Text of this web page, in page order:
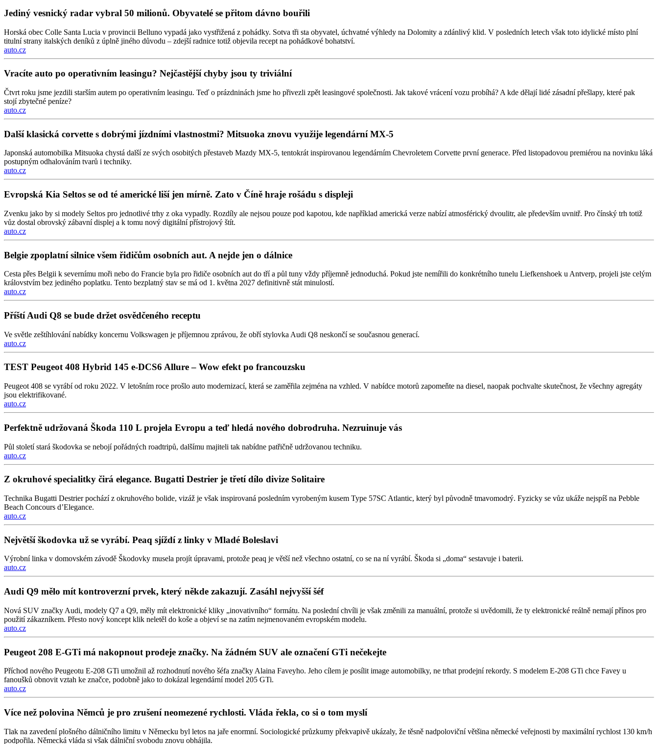
Jediný vesnický radar vybral 50 milionů. Obyvatelé se přitom dávno bouřili
Horská obec Colle Santa Lucia v provincii Belluno vypadá jako vystřižená z pohádky. Sotva tři sta obyvatel, úchvatné výhledy na Dolomity a zdánlivý klid. V posledních letech však toto idylické místo plní
titulní strany italských deníků z úplně jiného důvodu – zdejší radnice totiž objevila recept na pohádkové bohatství.
auto.cz
Vracíte auto po operativním leasingu? Nejčastější chyby jsou ty triviální
Čtvrt roku jsme jezdili starším autem po operativním leasingu. Teď o prázdninách jsme ho přivezli zpět leasingové společnosti. Jak takové vrácení vozu probíhá? A kde dělají lidé zásadní přešlapy, které pak
stojí zbytečné peníze?
auto.cz
Další klasická corvette s dobrými jízdními vlastnostmi? Mitsuoka znovu využije legendární MX-5
Japonská automobilka Mitsuoka chystá další ze svých osobitých přestaveb Mazdy MX-5, tentokrát inspirovanou legendárním Chevroletem Corvette první generace. Před listopadovou premiérou na novinku láká
postupným odhalováním tvarů i techniky.
auto.cz
Evropská Kia Seltos se od té americké liší jen mírně. Zato v Číně hraje rošádu s displeji
Zvenku jako by si modely Seltos pro jednotlivé trhy z oka vypadly. Rozdíly ale nejsou pouze pod kapotou, kde například americká verze nabízí atmosférický dvoulitr, ale především uvnitř. Pro čínský trh totiž
vůz dostal obrovský zábavní displej a k tomu nový digitální přístrojový štít.
auto.cz
Belgie zpoplatní silnice všem řidičům osobních aut. A nejde jen o dálnice
Cesta přes Belgii k severnímu moři nebo do Francie byla pro řidiče osobních aut do tří a půl tuny vždy příjemně jednoduchá. Pokud jste nemířili do konkrétního tunelu Liefkenshoek u Antverp, projeli jste celým
královstvím bez jediného poplatku. Tento bezplatný stav se má od 1. května 2027 definitivně stát minulostí.
auto.cz
Příští Audi Q8 se bude držet osvědčeného receptu
Ve světle zeštíhlování nabídky koncernu Volkswagen je příjemnou zprávou, že obří stylovka Audi Q8 neskončí se současnou generací.
auto.cz
TEST Peugeot 408 Hybrid 145 e-DCS6 Allure – Wow efekt po francouzsku
Peugeot 408 se vyrábí od roku 2022. V letošním roce prošlo auto modernizací, která se zaměřila zejména na vzhled. V nabídce motorů zapomeňte na diesel, naopak pochvalte skutečnost, že všechny agregáty
jsou elektrifikované.
auto.cz
Perfektně udržovaná Škoda 110 L projela Evropu a teď hledá nového dobrodruha. Nezruinuje vás
Půl století stará škodovka se nebojí pořádných roadtripů, dalšímu majiteli tak nabídne patřičně udržovanou techniku.
auto.cz
Z okruhové specialitky čirá elegance. Bugatti Destrier je třetí dílo divize Solitaire
Technika Bugatti Destrier pochází z okruhového bolide, vizáž je však inspirovaná posledním vyrobeným kusem Type 57SC Atlantic, který byl původně tmavomodrý. Fyzicky se vůz ukáže nejspíš na Pebble
Beach Concours d’Elegance.
auto.cz
Největší škodovka už se vyrábí. Peaq sjíždí z linky v Mladé Boleslavi
Výrobní linka v domovském závodě Škodovky musela projít úpravami, protože peaq je větší než všechno ostatní, co se na ní vyrábí. Škoda si „doma“ sestavuje i baterii.
auto.cz
Audi Q9 mělo mít kontroverzní prvek, který někde zakazují. Zasáhl nejvyšší šéf
Nová SUV značky Audi, modely Q7 a Q9, měly mít elektronické kliky „inovativního“ formátu. Na poslední chvíli je však změnili za manuální, protože si uvědomili, že ty elektronické reálně nemají přínos pro
použití zákazníkem. Přesto nový koncept klik neletěl do koše a objeví se na zatím nejmenovaném evropském modelu.
auto.cz
Peugeot 208 E-GTi má nakopnout prodeje značky. Na žádném SUV ale označení GTi nečekejte
Příchod nového Peugeotu E-208 GTi umožnil až rozhodnutí nového šéfa značky Alaina Faveyho. Jeho cílem je posílit image automobilky, ne trhat prodejní rekordy. S modelem E-208 GTi chce Favey u
fanoušků obnovit vztah ke značce, podobně jako to dokázal legendární model 205 GTi.
auto.cz
Více než polovina Němců je pro zrušení neomezené rychlosti. Vláda řekla, co si o tom myslí
Tlak na zavedení plošného dálničního limitu v Německu byl letos na jaře enormní. Sociologické průzkumy překvapivě ukázaly, že těsně nadpoloviční většina německé veřejnosti by maximální rychlost 130 km/h
podpořila. Německá vláda si však dálniční svobodu znovu obhájila.